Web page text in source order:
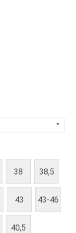
38 38,5
43 43-46
40,5